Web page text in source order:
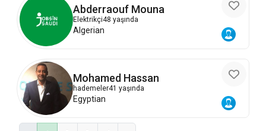
Abderraouf Mouna
Elektrikçi48 yaşında
Algerian
Mohamed Hassan
hademeler41 yaşında
Egyptian